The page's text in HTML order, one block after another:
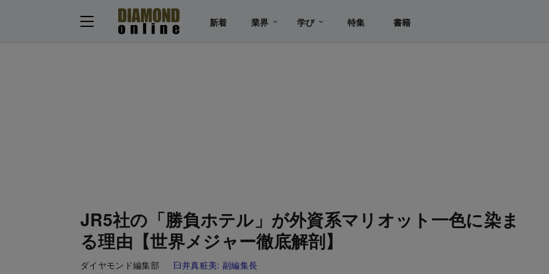
新着 業界 学び 特集 書籍
JR5社の「勝負ホテル」が外資系マリオット一色に染ま
る理由【世界メジャー徹底解剖】
ダイヤモンド編集部 臼井真粧美:副編集長